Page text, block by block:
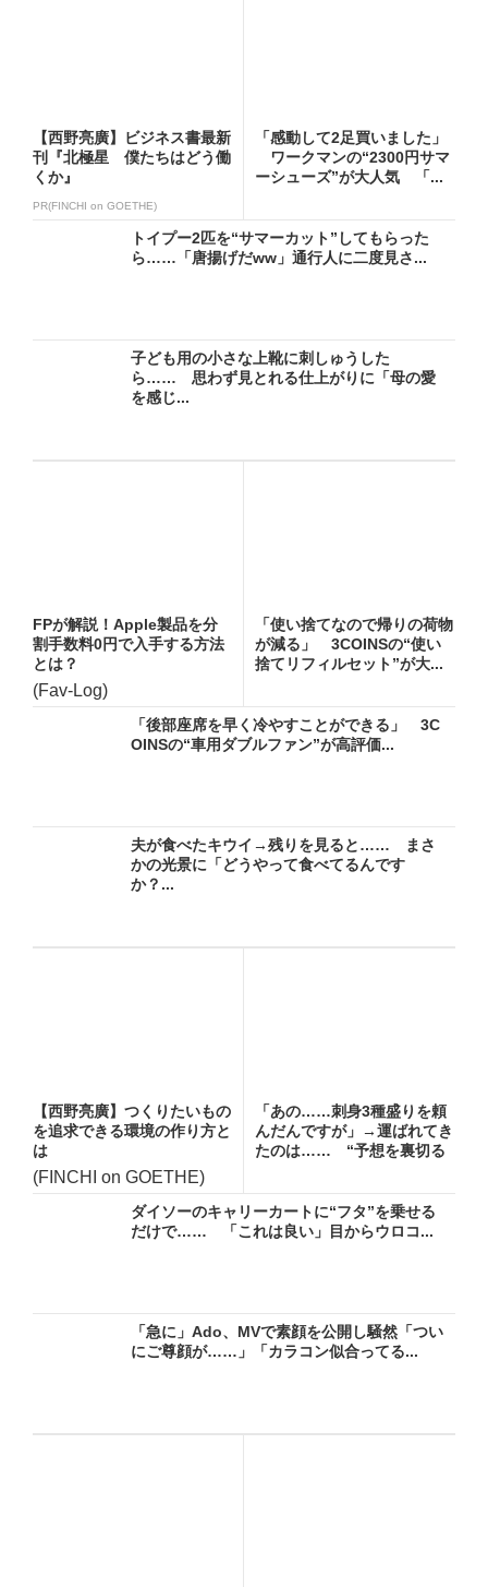
【西野亮廣】ビジネス書最新
刊『北極星 僕たちはどう働
くか』
PR(FINCHI on GOETHE)
「感動して2足買いました」
ワークマンの“2300円サマ
ーシューズ”が大人気 「...
トイプー2匹を“サマーカット”してもらった
ら……「唐揚げだww」通行人に二度見さ...
子ども用の小さな上靴に刺しゅうした
ら…… 思わず見とれる仕上がりに「母の愛
を感じ...
FPが解説！Apple製品を分
割手数料0円で入手する方法
とは？
(Fav-Log)
「使い捨てなので帰りの荷物
が減る」 3COINSの“使い
捨てリフィルセット”が大...
「後部座席を早く冷やすことができる」 3C
OINSの“車用ダブルファン”が高評価...
夫が食べたキウイ→残りを見ると…… まさ
かの光景に「どうやって食べてるんです
か？...
【西野亮廣】つくりたいもの
を追求できる環境の作り方と
は
(FINCHI on GOETHE)
「あの……刺身3種盛りを頼
んだんですが」→運ばれてき
たのは…… “予想を裏切る
ダイソーのキャリーカートに“フタ”を乗せる
だけで…… 「これは良い」目からウロコ...
「急に」Ado、MVで素顔を公開し騒然「つい
にご尊顔が……」「カラコン似合ってる...